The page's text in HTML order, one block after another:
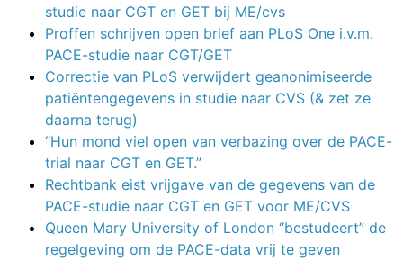
studie naar CGT en GET bij ME/cvs
Proffen schrijven open brief aan PLoS One i.v.m.
PACE-studie naar CGT/GET
Correctie van PLoS verwijdert geanonimiseerde
patiëntengegevens in studie naar CVS (& zet ze
daarna terug)
“Hun mond viel open van verbazing over de PACE-
trial naar CGT en GET.”
Rechtbank eist vrijgave van de gegevens van de
PACE-studie naar CGT en GET voor ME/CVS
Queen Mary University of London “bestudeert” de
regelgeving om de PACE-data vrij te geven